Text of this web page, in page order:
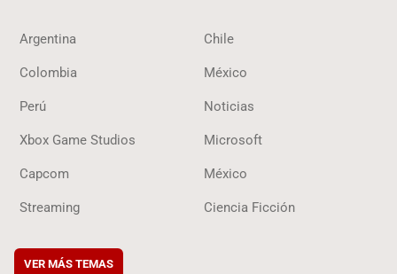
Argentina Chile
Colombia México
Perú Noticias
Xbox Game Studios Microsoft
Capcom México
Streaming Ciencia Ficción
VER MÁS TEMAS